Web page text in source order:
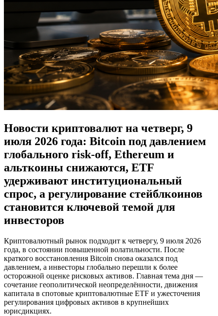
Новости криптовалют на четверг, 9
июля 2026 года: Bitcoin под давлением
глобального risk-off, Ethereum и
альткоины снижаются, ETF
удерживают институциональный
спрос, а регулирование стейблкоинов
становится ключевой темой для
инвесторов
Криптовалютный рынок подходит к четвергу, 9 июля 2026
года, в состоянии повышенной волатильности. После
краткого восстановления Bitcoin снова оказался под
давлением, а инвесторы глобально перешли к более
осторожной оценке рисковых активов. Главная тема дня —
сочетание геополитической неопределённости, движения
капитала в спотовые криптовалютные ETF и ужесточения
регулирования цифровых активов в крупнейших
юрисдикциях.